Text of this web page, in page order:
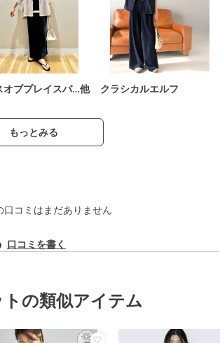
オブプレイスバ…他 クラシカルエルフ
もっとみる
口コミはまだありません
口コミを書く
の類似アイテム